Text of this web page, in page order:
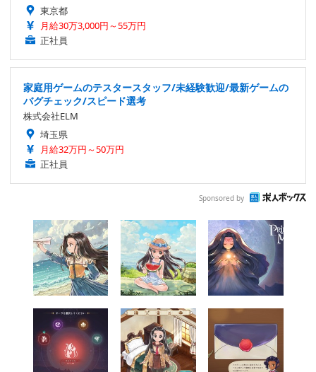
東京都
月給30万3,000円～55万円
正社員
家庭用ゲームのテスタースタッフ/未経験歓迎/最新ゲームの
バグチェック/スピード選考
株式会社ELM
埼玉県
月給32万円～50万円
正社員
Sponsored by